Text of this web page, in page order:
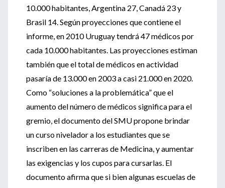
10.000 habitantes, Argentina 27, Canadá 23 y
Brasil 14. Según proyecciones que contiene el
informe, en 2010 Uruguay tendrá 47 médicos por
cada 10.000 habitantes. Las proyecciones estiman
también que el total de médicos en actividad
pasaría de 13.000 en 2003 a casi 21.000 en 2020.
Como “soluciones a la problemática” que el
aumento del número de médicos significa para el
gremio, el documento del SMU propone brindar
un curso nivelador a los estudiantes que se
inscriben en las carreras de Medicina, y aumentar
las exigencias y los cupos para cursarlas. El
documento afirma que si bien algunas escuelas de